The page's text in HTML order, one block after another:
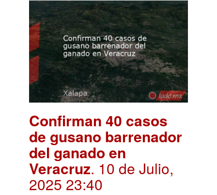
Confirman 40 casos
de gusano barrenador
del ganado en
Veracruz. 10 de Julio,
2025 23:40